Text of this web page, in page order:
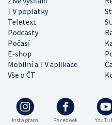
TV poplatky
Teletext
Podcasty
Počasí
E-shop
Mobilní a TV aplikace
Vše o ČT
Instagram Facebook